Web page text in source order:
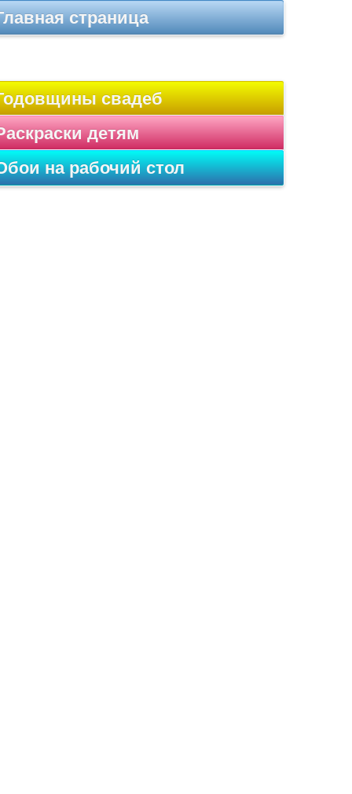
страница
свадеб
детям
на рабочий стол